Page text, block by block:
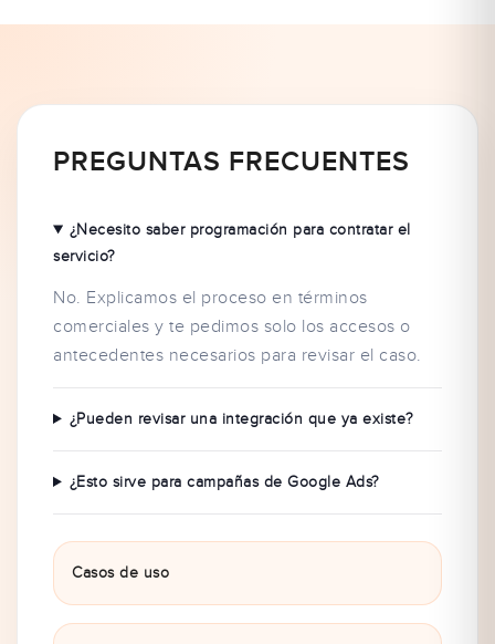
PREGUNTAS FRECUENTES
¿Necesito saber programación para contratar el
servicio?
No. Explicamos el proceso en términos
comerciales y te pedimos solo los accesos o
antecedentes necesarios para revisar el caso.
¿Pueden revisar una integración que ya existe?
¿Esto sirve para campañas de Google Ads?
Casos de uso